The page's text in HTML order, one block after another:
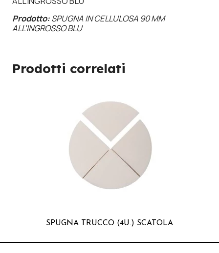
Prodotto:SPUGNA IN CELLULOSA 90 MM
ALL'INGROSSO BLU
Prodotti correlati
SPUGNA TRUCCO (4U.) SCATOLA